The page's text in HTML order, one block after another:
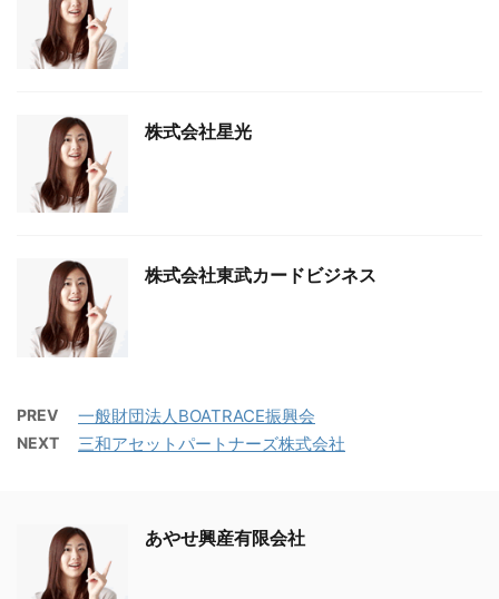
株式会社星光
株式会社東武カードビジネス
PREV 一般財団法人BOATRACE振興会
NEXT 三和アセットパートナーズ株式会社
あやせ興産有限会社